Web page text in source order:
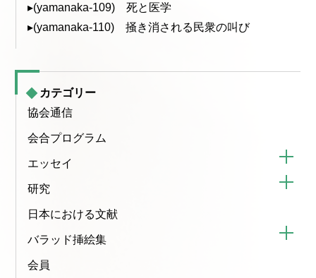
▸(yamanaka-109) 死と医学
▸(yamanaka-110) 掻き消される民衆の叫び
カテゴリー
協会通信
会合プログラム
エッセイ
研究
日本における文献
バラッド挿絵集
会員